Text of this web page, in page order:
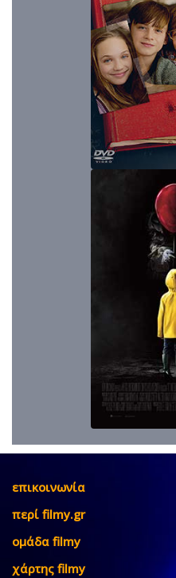
επικοινωνία
περί filmy.gr
ομάδα filmy
χάρτης filmy